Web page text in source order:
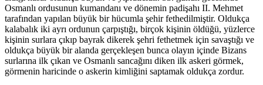
Osmanlı ordusunun kumandanı ve dönemin padişahı II. Mehmet
tarafından yapılan büyük bir hücumla şehir fethedilmiştir. Oldukça
kalabalık iki ayrı ordunun çarpıştığı, birçok kişinin öldüğü, yüzlerce
kişinin surlara çıkıp bayrak dikerek şehri fethetmek için savaştığı ve
oldukça büyük bir alanda gerçekleşen bunca olayın içinde Bizans
surlarına ilk çıkan ve Osmanlı sancağını diken ilk askeri görmek,
görmenin haricinde o askerin kimliğini saptamak oldukça zordur.